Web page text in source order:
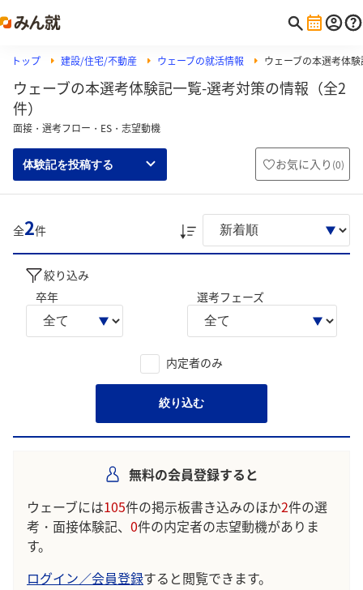
トップ 建設/住宅/不動産 ウェーブの就活情報 ウェーブの本選考体
ウェーブの本選考体験記一覧-選考対策の情報（全2
件）
面接・選考フロー・ES・志望動機
体験記を投稿する お気に入り (0)
全2件
絞り込み
卒年
選考フェーズ
内定者のみ
絞り込む
無料の会員登録すると
ウェーブには105件の掲示板書き込みのほか2件の選
考・面接体験記、 0件の内定者の志望動機がありま
す。
ログイン／会員登録すると閲覧できます。